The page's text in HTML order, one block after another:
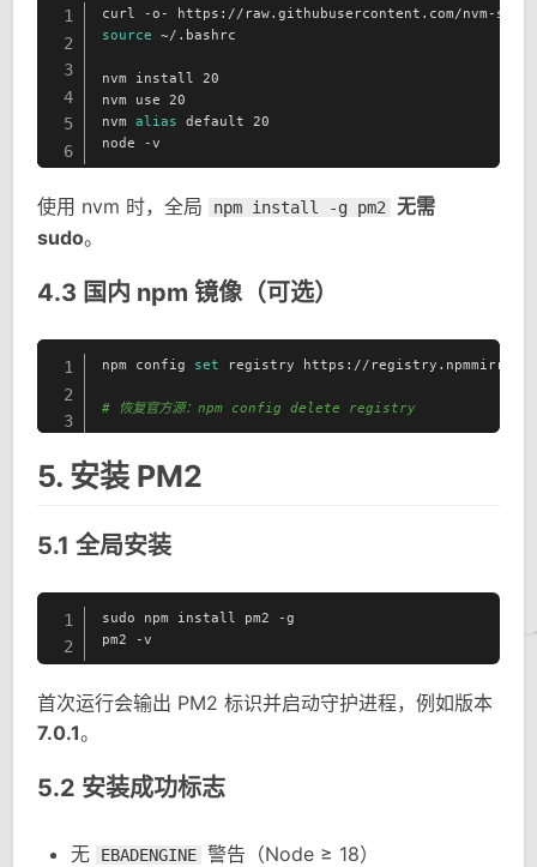
1
2
3
4
5
6
source ~/.bashrc
nvm install 20
nvm use 20
nvm alias default 20
node -v
使用 nvm 时，全局 npm install -g pm2 无需
sudo。
4.3 国内 npm 镜像（可选）
1
2
3
npm config set registry https://
# 恢复官方源：npm config delete registry
5. 安装 PM2
5.1 全局安装
1
2
sudo npm install pm2 -g
pm2 -v
首次运行会输出 PM2 标识并启动守护进程，例如版本
7.0.1。
5.2 安装成功标志
无 EBADENGINE 警告（Node ≥ 18）